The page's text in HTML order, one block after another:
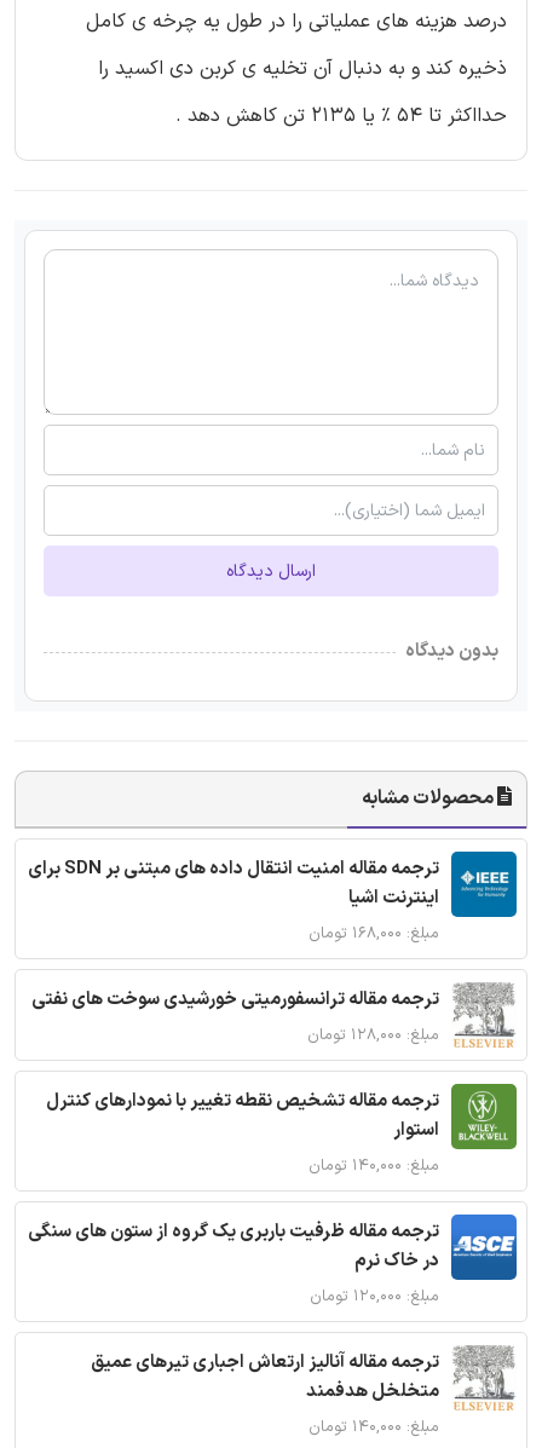
درصد هزینه های عملیاتی را در طول یه چرخه ی کامل
ذخیره کند و به دنبال آن تخلیه ی کربن دی اکسید را
حدااکثر تا 54 % یا 2135 تن کاهش دهد .
ارسال دیدگاه
بدون دیدگاه
محصولات مشابه
ترجمه مقاله امنیت انتقال داده های مبتنی بر SDN برای
اینترنت اشیا
مبلغ: ۱۶۸,۰۰۰ تومان
ترجمه مقاله ترانسفورمیتی خورشیدی سوخت های نفتی
مبلغ: ۱۲۸,۰۰۰ تومان
ترجمه مقاله تشخیص نقطه تغییر با نمودارهای کنترل
استوار
مبلغ: ۱۴۰,۰۰۰ تومان
ترجمه مقاله ظرفیت باربری یک گروه از ستون های سنگی
در خاک نرم
مبلغ: ۱۲۰,۰۰۰ تومان
ترجمه مقاله آنالیز ارتعاش اجباری تیرهای عمیق
متخلخل هدفمند
مبلغ: ۱۴۰,۰۰۰ تومان